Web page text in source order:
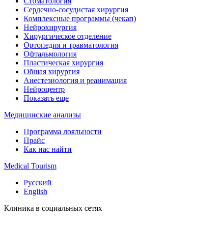
Сердечно-сосудистая хирургия
Комплексные программы (чекап)
Нейрохирургия
Хирургическое отделение
Ортопедия и травматология
Офтальмология
Пластическая хирургия
Общая хирургия
Анестезиология и реанимация
Нейроцентр
Показать еще
Медицинские анализы
Программа лояльности
Прайс
Как нас найти
Medical Tourism
Русский
English
Клиника в социальных сетях